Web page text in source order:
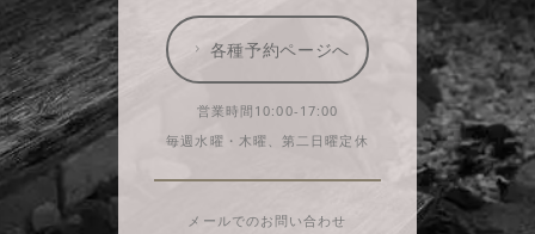
各種予約ページへ
営業時間10:00-17:00
毎週水曜・木曜、第二日曜定休
メールでのお問い合わせ